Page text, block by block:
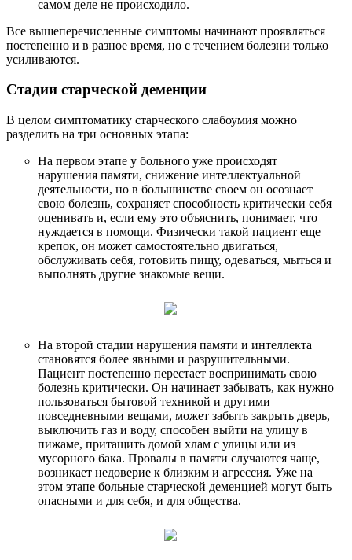
самом деле не происходило.
Все вышеперечисленные симптомы начинают проявляться
постепенно и в разное время, но с течением болезни только
усиливаются.
Стадии старческой деменции
В целом симптоматику старческого слабоумия можно
разделить на три основных этапа:
На первом этапе у больного уже происходят
нарушения памяти, снижение интеллектуальной
деятельности, но в большинстве своем он осознает
свою болезнь, сохраняет способность критически себя
оценивать и, если ему это объяснить, понимает, что
нуждается в помощи. Физически такой пациент еще
крепок, он может самостоятельно двигаться,
обслуживать себя, готовить пищу, одеваться, мыться и
выполнять другие знакомые вещи.
На второй стадии нарушения памяти и интеллекта
становятся более явными и разрушительными.
Пациент постепенно перестает воспринимать свою
болезнь критически. Он начинает забывать, как нужно
пользоваться бытовой техникой и другими
повседневными вещами, может забыть закрыть дверь,
выключить газ и воду, способен выйти на улицу в
пижаме, притащить домой хлам с улицы или из
мусорного бака. Провалы в памяти случаются чаще,
возникает недоверие к близким и агрессия. Уже на
этом этапе больные старческой деменцией могут быть
опасными и для себя, и для общества.